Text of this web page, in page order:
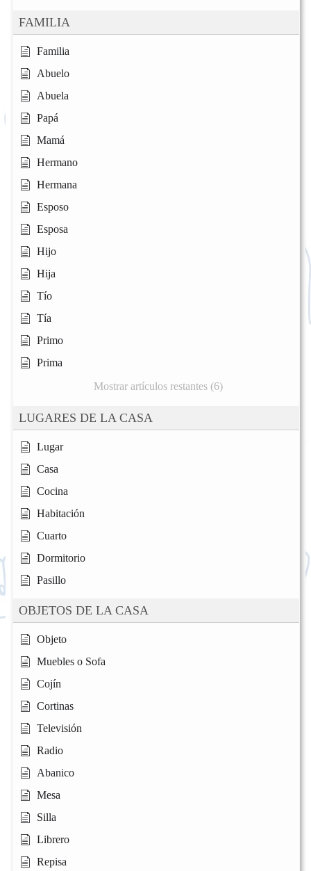
FAMILIA
Familia
Abuelo
Abuela
Papá
Mamá
Hermano
Hermana
Esposo
Esposa
Hijo
Hija
Tío
Tía
Primo
Prima
Mostrar artículos restantes (6)
LUGARES DE LA CASA
Lugar
Casa
Cocina
Habitación
Cuarto
Dormitorio
Pasillo
OBJETOS DE LA CASA
Objeto
Muebles o Sofa
Cojín
Cortinas
Televisión
Radio
Abanico
Mesa
Silla
Librero
Repisa